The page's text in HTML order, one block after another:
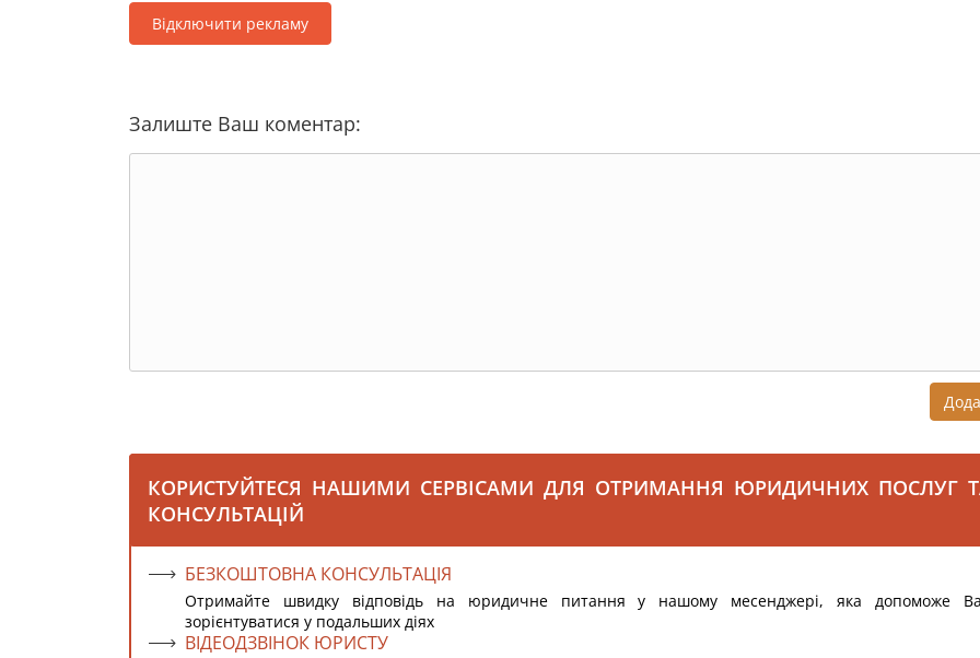
Відключити рекламу
Залиште Ваш коментар:
КОРИСТУЙТЕСЯ НАШИМИ СЕРВІСАМИ ДЛЯ ОТРИМАННЯ ЮРИДИЧНИХ ПОСЛУГ
КОНСУЛЬТАЦІЙ
БЕЗКОШТОВНА КОНСУЛЬТАЦІЯ
Отримайте швидку відповідь на юридичне питання у нашому месенджері, яка допоможе
зорієнтуватися у подальших діях
ВІДЕОДЗВІНОК ЮРИСТУ